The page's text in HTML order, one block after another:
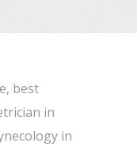
best
in
in